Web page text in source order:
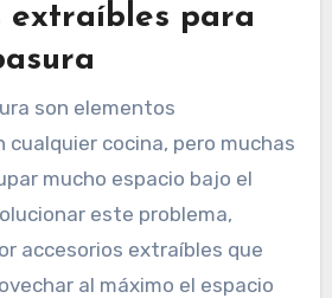
extraíbles para
son elementos
cualquier cocina, pero muchas
mucho espacio bajo el
este problema,
accesorios extraíbles que
al máximo el espacio